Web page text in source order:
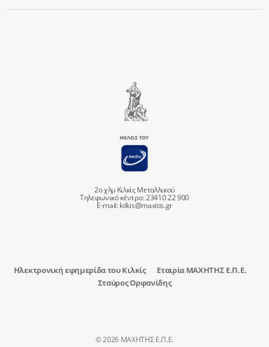
2ο χλμ Κιλκίς Μεταλλικού
Τηλεφωνικό κέντρο: 23410 22 900
E-mail:kilkis@maxitis.gr
Ηλεκτρονική εφημερίδα του Κιλκίς
Εταιρία ΜΑΧΗΤΗΣ Ε.Π.Ε.
Σταύρος Ορφανίδης
© 2026 ΜΑΧΗΤΗΣ Ε.Π.Ε.